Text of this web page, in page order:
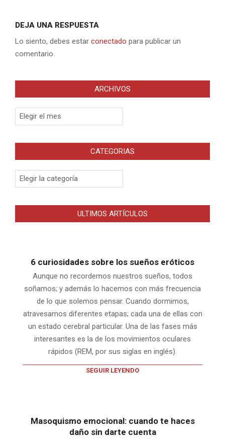
DEJA UNA RESPUESTA
Lo siento, debes estar conectado para publicar un
comentario.
ARCHIVOS
Archivos
CATEGORIAS
Categorias
ULTIMOS ARTÍCULOS
6 curiosidades sobre los sueños eróticos
Aunque no recordemos nuestros sueños, todos
soñamos; y además lo hacemos con más frecuencia
de lo que solemos pensar. Cuando dormimos,
atravesamos diferentes etapas; cada una de ellas con
un estado cerebral particular. Una de las fases más
interesantes es la de los movimientos oculares
rápidos (REM, por sus siglas en inglés).
SEGUIR LEYENDO
Masoquismo emocional: cuando te haces
daño sin darte cuenta